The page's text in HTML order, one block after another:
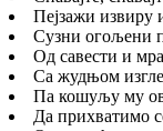
Пејзажи извиру
Сузни огољени
Од савести и
Са жудњом
Па кошуљу му
Да прихватимо